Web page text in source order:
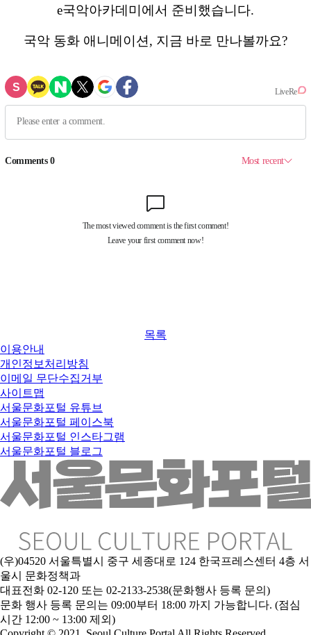
e국악아카데미에서 준비했습니다.
국악 동화 애니메이션, 지금 바로 만나볼까요?
목록
이용안내
개인정보처리방침
이메일 무단수집거부
사이트맵
서울문화포털 유튜브
서울문화포털 페이스북
서울문화포털 인스타그램
서울문화포털 블로그
(우)04520 서울특별시 중구 세종대로 124 한국프레스센터 4층 서
울시 문화정책과
대표전화 02-120 또는 02-2133-2538(문화행사 등록 문의)
문화 행사 등록 문의는 09:00부터 18:00 까지 가능합니다. (점심
시간 12:00 ~ 13:00 제외)